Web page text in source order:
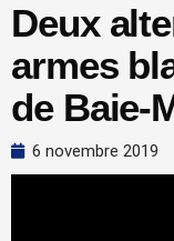
Deux
armes
de Baie-
6 novembre 2019